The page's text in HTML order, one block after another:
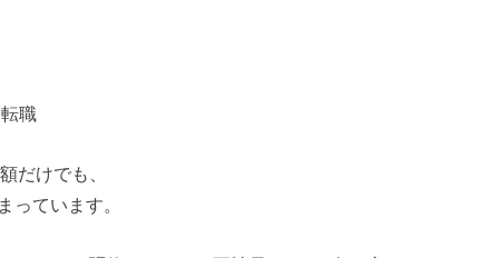
職
だけでも、
っています。